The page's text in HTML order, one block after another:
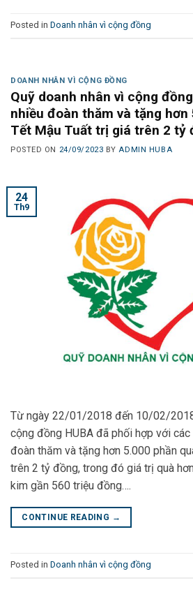
Posted in Doanh nhân vì cộng đồng
DOANH NHÂN VÌ CỘNG ĐỒNG
Quỹ doanh nhân vì cộng
nhiều đoàn thăm và tặng hơn
Tết Mậu Tuất trị giá trên 2 tỷ
POSTED ON 24/09/2023 BYADMIN HUBA
24
Th9
Từ ngày 22/01/2018 đến 10/02/
cộng đồng HUBA đã phối hợp với
đoàn thăm và tặng hơn 5.000 phần
trên 2 tỷ đồng, trong đó giá trị quà
kim gần 560 triệu đồng….
CONTINUE READING →
Posted in Doanh nhân vì cộng đồng